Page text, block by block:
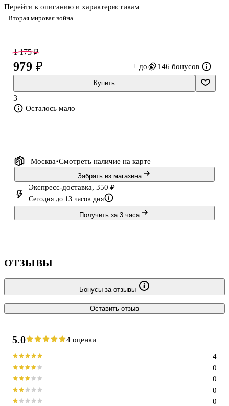
Вторая мировая война
карательная политика и т.д. В нацистском государстве
преступный характер носили на первый взгляд совершенно
книгу вошли сведения, не только касающиеся партийных
установлений, но и имеющие отношение к государственному
аппарату, административно-территориальной структуре
Германии, регулированию экономики,
Перейти к описанию и характеристикам
1 175 ₽
979 ₽ + до 146 бонусов
Купить
3
Осталось мало
Москва Смотреть наличие на карте
Забрать из магазина
Экспресс-доставка, 350 ₽
Сегодня до 13 часов дня
Получить за 3 часа
ОТЗЫВЫ
Бонусы за отзывы
Оставить отзыв
5.0 4 оценки
0
0
0
0
4